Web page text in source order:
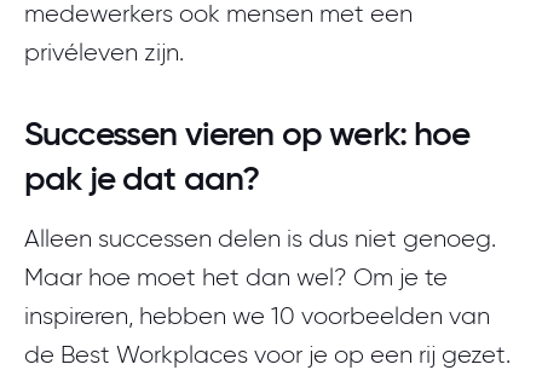
medewerkers ook mensen met een
privéleven zijn.
Successen vieren op werk: hoe
pak je dat aan?
Alleen successen delen is dus niet genoeg.
Maar hoe moet het dan wel? Om je te
inspireren, hebben we 10 voorbeelden van
de Best Workplaces voor je op een rij gezet.